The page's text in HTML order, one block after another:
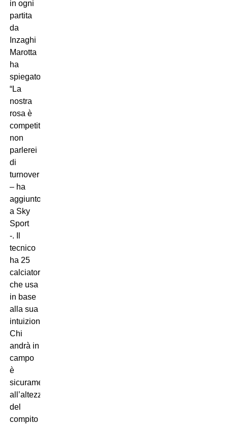
in ogni
partita
da
Inzaghi
Marotta
ha
spiegato:
“La
nostra
rosa è
competitiva,
non
parlerei
di
turnover
– ha
aggiunto
a Sky
Sport
-. Il
tecnico
ha 25
calciatori
che usa
in base
alla sua
intuizioni.
Chi
andrà in
campo
è
sicuramente
all’altezza
del
compito